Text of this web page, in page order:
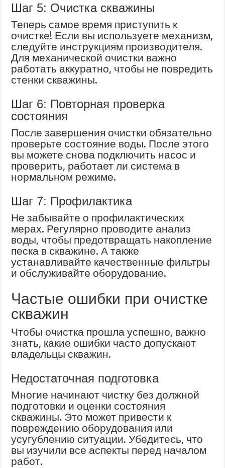
Шаг 5: Очистка скважины
Теперь самое время приступить к
очистке! Если вы используете механизм,
следуйте инструкциям производителя.
Для механической очистки важно
работать аккуратно, чтобы не повредить
стенки скважины.
Шаг 6: Повторная проверка
состояния
После завершения очистки обязательно
проверьте состояние воды. После этого
вы можете снова подключить насос и
проверить, работает ли система в
нормальном режиме.
Шаг 7: Профилактика
Не забывайте о профилактических
мерах. Регулярно проводите анализ
воды, чтобы предотвращать накопление
песка в скважине. А также
устанавливайте качественные фильтры
и обслуживайте оборудование.
Частые ошибки при очистке
скважин
Чтобы очистка прошла успешно, важно
знать, какие ошибки часто допускают
владельцы скважин.
Недостаточная подготовка
Многие начинают чистку без должной
подготовки и оценки состояния
скважины. Это может привести к
повреждению оборудования или
усугублению ситуации. Убедитесь, что
вы изучили все аспекты перед началом
работ.